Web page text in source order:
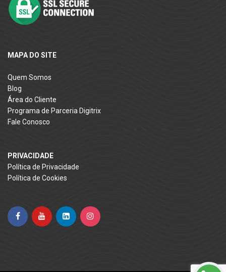
MAPA DO SITE
Quem Somos
Blog
Área do Cliente
Programa de Parceria Digitrix
Fale Conosco
PRIVACIDADE
Política de Privacidade
Política de Cookies